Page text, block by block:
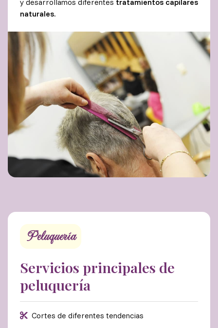
naturales.
Peluquería
Servicios principales de
peluquería
Cortes de diferentes tendencias